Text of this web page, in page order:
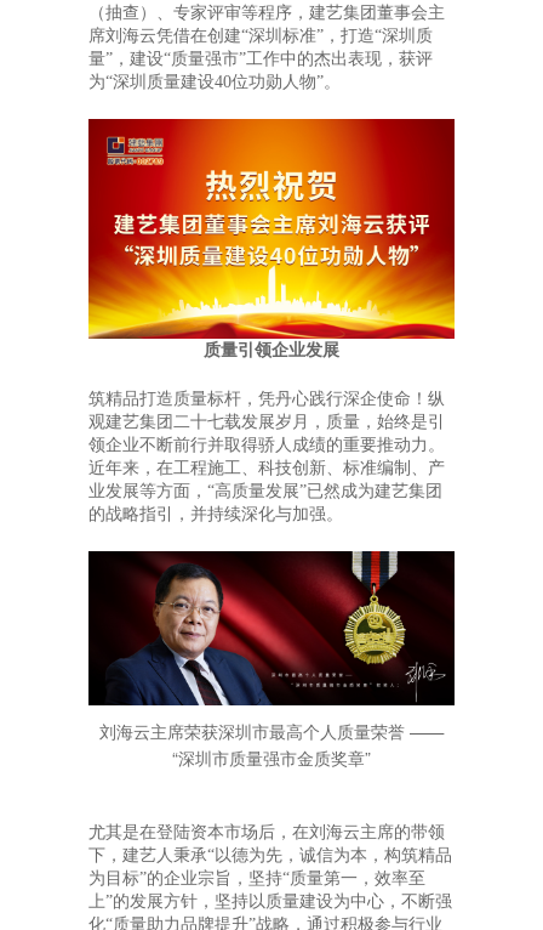
（抽查）、专家评审等程序，建艺集团董事会主
席刘海云凭借在创建“深圳标准”，打造“深圳质
量”，建设“质量强市”工作中的杰出表现，获评
为“深圳质量建设40位功勋人物”。
质量引领企业发展
筑精品打造质量标杆，凭丹心践行深企使命！纵
观建艺集团二十七载发展岁月，质量，始终是引
领企业不断前行并取得骄人成绩的重要推动力。
近年来，在工程施工、科技创新、标准编制、产
业发展等方面，“高质量发展”已然成为建艺集团
的战略指引，并持续深化与加强。
刘海云主席荣获深圳市最高个人质量荣誉 ——
“深圳市质量强市金质奖章”
尤其是在登陆资本市场后，在刘海云主席的带领
下，建艺人秉承“以德为先，诚信为本，构筑精品
为目标”的企业宗旨，坚持“质量第一，效率至
上”的发展方针，坚持以质量建设为中心，不断强
化“质量助力品牌提升”战略，通过积极参与行业